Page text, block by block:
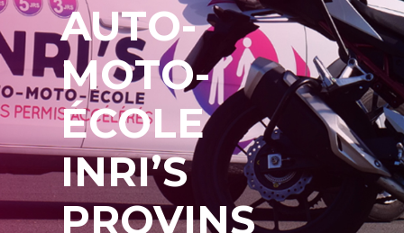
AUTO-
MOTO-
ÉCOLE
INRI’S
PROVINS